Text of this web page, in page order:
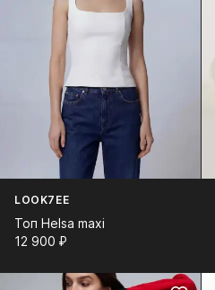
LOOK7EE
Топ Helsa maxi
12 900⁠ ⁠₽